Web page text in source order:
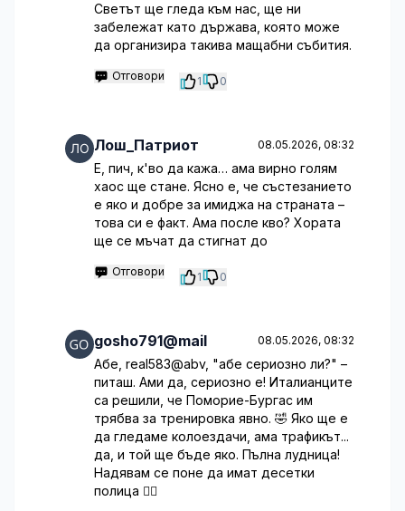
Светът ще гледа към нас, ще ни
забележат като държава, която може
да организира такива мащабни събития.
Отговори 1 0
Лош_Патриот 08.05.2026, 08:32
Е, пич, к'во да кажа… ама вирно голям
хаос ще стане. Ясно е, че състезанието
е яко и добре за имиджа на страната –
това си е факт. Ама после кво? Хората
ще се мъчат да стигнат до
Отговори 1 0
gosho791@mail 08.05.2026, 08:32
Абе, real583@abv, "абе сериозно ли?" –
питаш. Ами да, сериозно е! Италианците
са решили, че Поморие-Бургас им
трябва за тренировка явно. 🤣 Яко ще е
да гледаме колоездачи, ама трафикът...
да, и той ще бъде яко. Пълна лудница!
Надявам се поне да имат десетки
полица 🤦‍♂️